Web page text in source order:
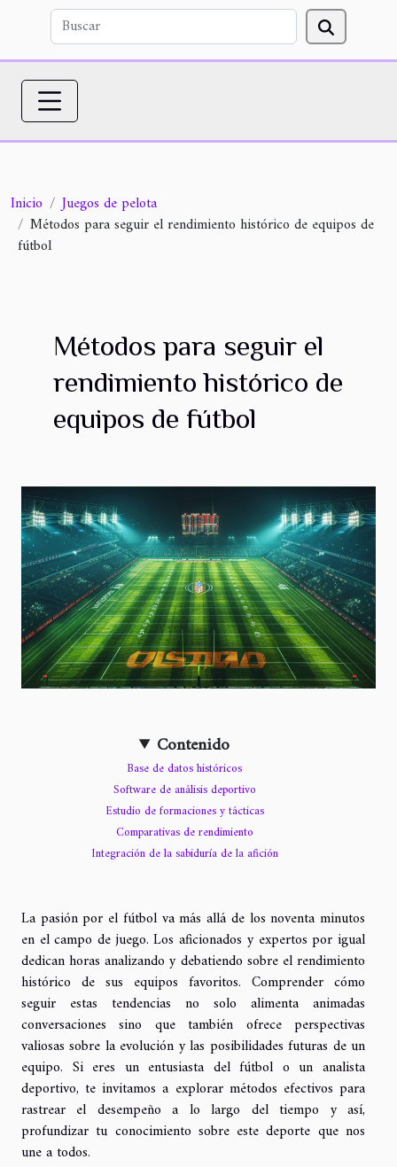
Inicio
Juegos de pelota
Métodos para seguir el rendimiento histórico de equipos de
fútbol
Métodos para seguir el
rendimiento histórico de
equipos de fútbol
Contenido
Base de datos históricos
Software de análisis deportivo
Estudio de formaciones y tácticas
Comparativas de rendimiento
Integración de la sabiduría de la afición
La pasión por el fútbol va más allá de los noventa minutos
en el campo de juego. Los aficionados y expertos por igual
dedican horas analizando y debatiendo sobre el rendimiento
histórico de sus equipos favoritos. Comprender cómo
seguir estas tendencias no solo alimenta animadas
conversaciones sino que también ofrece perspectivas
valiosas sobre la evolución y las posibilidades futuras de un
equipo. Si eres un entusiasta del fútbol o un analista
deportivo, te invitamos a explorar métodos efectivos para
rastrear el desempeño a lo largo del tiempo y así,
profundizar tu conocimiento sobre este deporte que nos
une a todos.